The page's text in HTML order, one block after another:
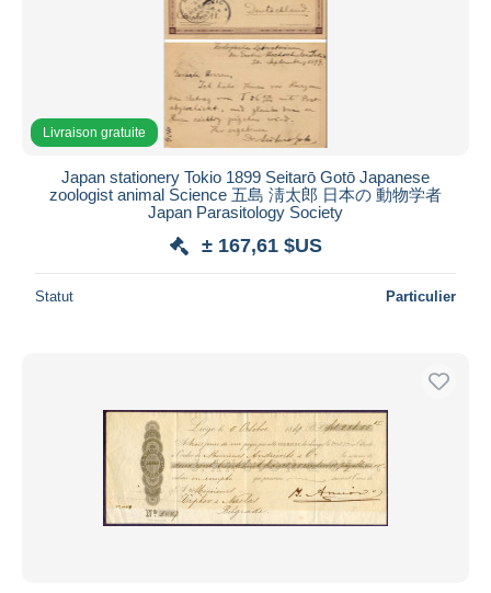
Livraison gratuite
Japan stationery Tokio 1899 Seitarō Gotō Japanese
zoologist animal Science 五島 淸太郎 日本の 動物学者
Japan Parasitology Society
± 167,61 $US
Statut Particulier